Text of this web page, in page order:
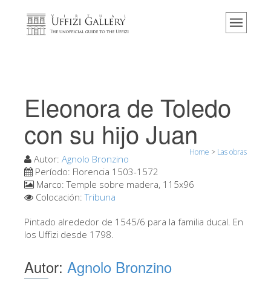
Home
Eventos y exposiciones
Los comentarios de los visitantes
Contáctenos
Visite los Uffizi
Reserve ahora
Visita virtual
Las obras
Las salas
Eleonora de Toledo
con su hijo Juan
Home > Las obras
Autor: Agnolo Bronzino
Período: Florencia 1503-1572
Marco:Temple sobre madera, 115x96
Colocación:Tribuna
Pintado alrededor de 1545/6 para la familia ducal. En
los Uffizi desde 1798.
Autor: Agnolo Bronzino